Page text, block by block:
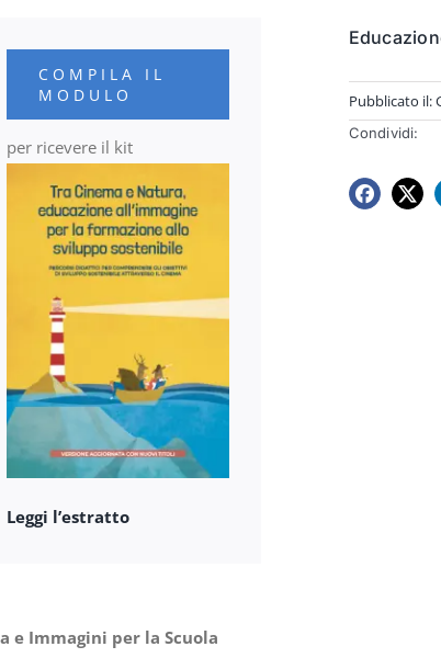
COMPILA IL
MODULO
per ricevere il kit
Leggi l’estratto
e Immagini per la Scuola
Pubblicato il:
Condividi: